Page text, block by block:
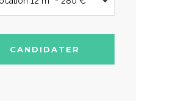
CANDIDATER